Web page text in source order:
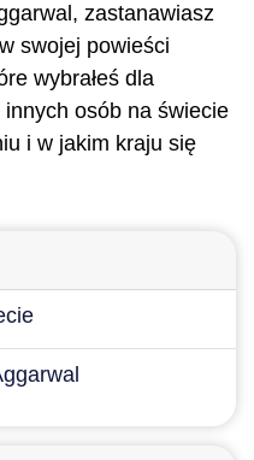
zastanawiasz
swojej powieści
wybrałeś dla
osób na świecie
i w jakim kraju się